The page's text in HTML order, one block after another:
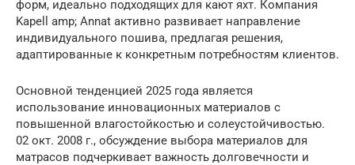
форм, идеально подходящих для кают яхт. Компания
Kapell amp; Annat активно развивает направление
индивидуального пошива, предлагая решения,
адаптированные к конкретным потребностям клиентов.
Основной тенденцией 2025 года является
использование инновационных материалов с
повышенной влагостойкостью и солеустойчивостью.
02 окт. 2008 г., обсуждение выбора материалов для
матрасов подчеркивает важность долговечности и